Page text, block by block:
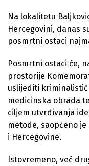
Na lokalitetu
Hercegovini, danas
posmrtni ostaci
Posmrtni ostaci će,
prostorije
uslijediti
medicinska obrada
ciljem utvrđivanja
metode, saopćeno
i Hercegovine.
Istovremeno, već